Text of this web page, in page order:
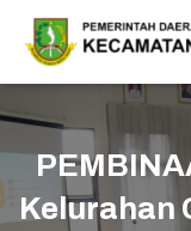
Kelurahan